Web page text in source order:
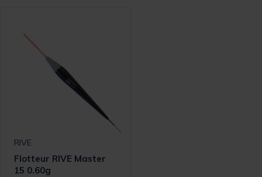
RIVE
Flotteur RIVE Master
15 0.60g